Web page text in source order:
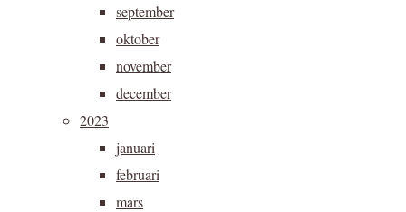
september
oktober
november
december
2023
januari
februari
mars